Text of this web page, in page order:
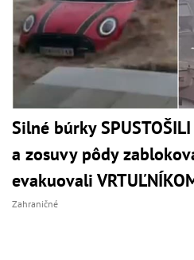
Silné búrky
a zosuvy pôdy
evakuovali
Zahraničné